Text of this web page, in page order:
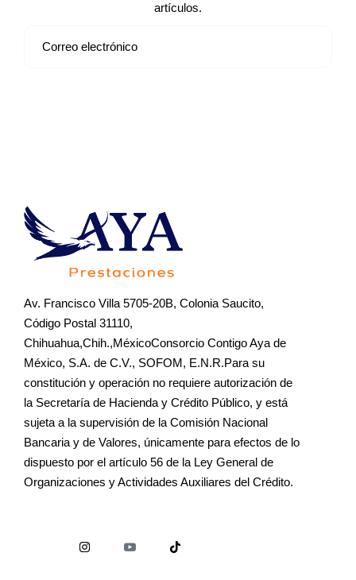
artículos.
Av. Francisco Villa 5705-20B, Colonia Saucito,
Código Postal 31110,
Chihuahua,Chih.,MéxicoConsorcio Contigo Aya de
México, S.A. de C.V., SOFOM, E.N.R.Para su
constitución y operación no requiere autorización de
la Secretaría de Hacienda y Crédito Público, y está
sujeta a la supervisión de la Comisión Nacional
Bancaria y de Valores, únicamente para efectos de lo
dispuesto por el artículo 56 de la Ley General de
Organizaciones y Actividades Auxiliares del Crédito.